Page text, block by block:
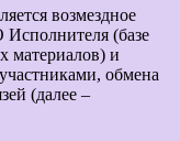
возмездное
Исполнителя (базе
материалов) и
обмена
(далее –